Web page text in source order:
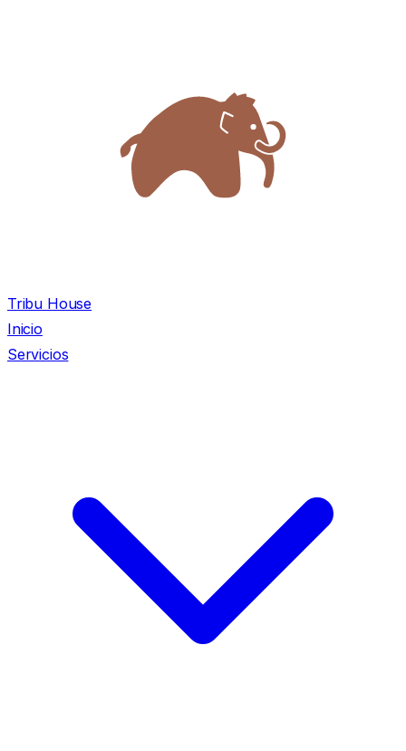
Tribu House
Inicio
Servicios